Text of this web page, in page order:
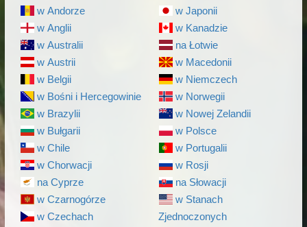
w Andorze
w Anglii
w Australii
w Austrii
w Belgii
w Bośni i Hercegowinie
w Brazylii
w Bułgarii
w Chile
w Chorwacji
na Cyprze
w Czarnogórze
w Czechach
w Japonii
w Kanadzie
na Łotwie
w Macedonii
w Niemczech
w Norwegii
w Nowej Zelandii
w Polsce
w Portugalii
w Rosji
na Słowacji
w Stanach
Zjednoczonych